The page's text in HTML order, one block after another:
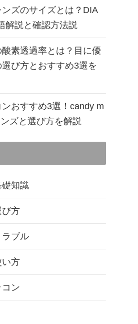
ズのサイズとは？DIA
解説と確認方法説
素透過率とは？目に優
選び方とおすすめ3選を
おすすめ3選！candy m
ズと選び方を解説
礎知識
び方
ラブル
い方
ン
商品一覧を見る
商品一覧を見る
商品一覧を見る
商品一覧を見る
商品一覧を見る
商品一覧を見る
商品一覧を見る